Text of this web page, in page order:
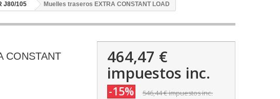
J80/105 Muelles traseros EXTRA CONSTANT LOAD
CONSTANT
464,47 €
impuestos inc.
-15% 546,44 €impuestos inc.